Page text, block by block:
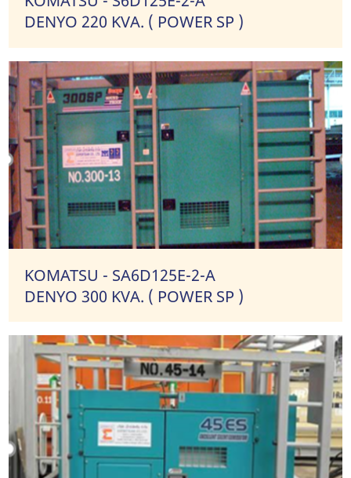
DENYO 220 KVA. ( POWER SP )
KOMATSU - SA6D125E-2-A
DENYO 300 KVA. ( POWER SP )